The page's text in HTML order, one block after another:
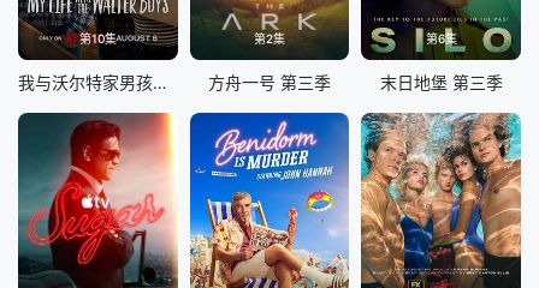
第10集
我与沃尔特家男孩的生活 第三季
第2集
方舟一号 第三季
第6集
末日地堡 第三季